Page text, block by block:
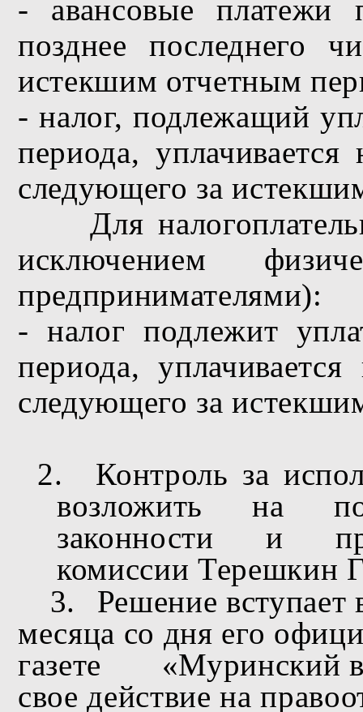
- авансовые платежи
позднее последнего
истекшим отчетным
- налог, подлежащий
периода,
следующего за
Для
исключением
предпринимателями):
- налог подлежит
периода,
следующего за
2.
Контроль за
возложить на
законности и
комиссии Терешкин
3.
Решение
месяца со дня его
газете
«Муринский
свое действие на